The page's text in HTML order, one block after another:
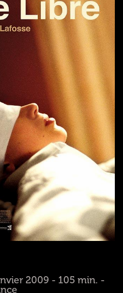
2009 - 105 min. -